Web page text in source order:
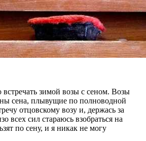
зимой возы с сеном. Возы
сена, плывущие по полноводной
отцовскому возу и, держась за
всех сил стараюсь взобраться на
по сену, и я никак не могу